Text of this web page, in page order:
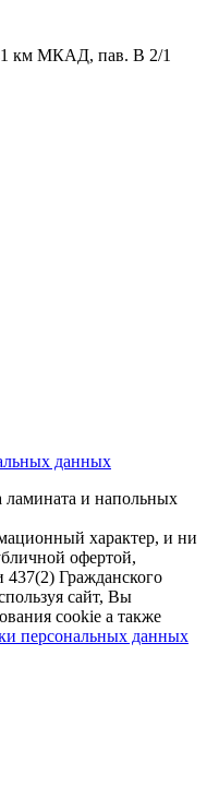
км МКАД, пав. В 2/1
данных
и напольных
характер, и ни
офертой,
437(2) Гражданского
сайт, Вы
cookie а также
персональных данных